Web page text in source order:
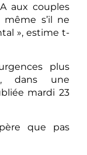
aux couples
s’il ne
», estime t-
plus
dans une
mardi 23
que pas